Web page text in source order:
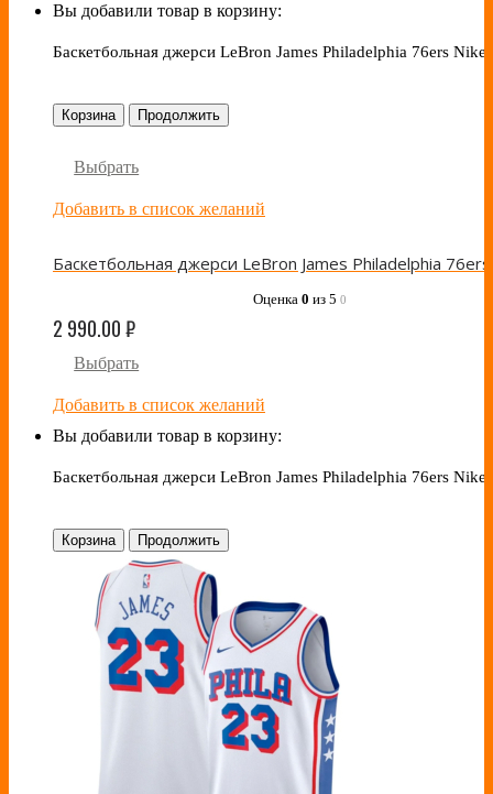
Вы добавили товар в корзину:
Баскетбольная джерси LeBron James Philadelphia 76ers Nike
Корзина Продолжить
Выбрать
Добавить в список желаний
Оценка 0 из 5 0
2 990.00₽
Выбрать
Добавить в список желаний
Вы добавили товар в корзину:
Баскетбольная джерси LeBron James Philadelphia 76ers Nike
Корзина Продолжить